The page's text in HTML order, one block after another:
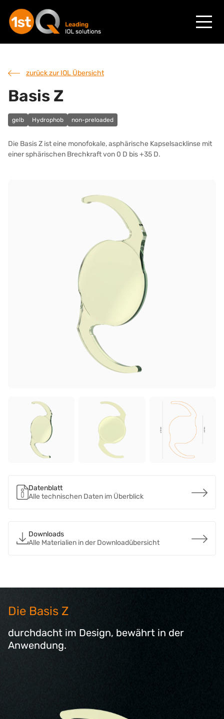
zurück zur IOL Übersicht
Basis Z
gelb Hydrophob non-preloaded
Die Basis Z ist eine monofokale, asphärische Kapselsacklinse mit
einer sphärischen Brechkraft von 0 D bis +35 D.
Datenblatt
Alle technischen Daten im Überblick
Downloads
Alle Materialien in der Downloadübersicht
Die Basis Z
durchdacht im Design, bewährt in der
Anwendung.